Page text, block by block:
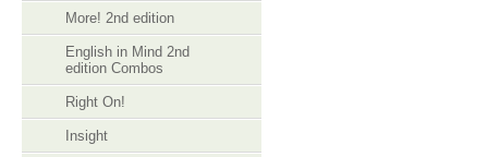
More! 2nd edition
English in Mind 2nd
edition Combos
Right On!
Insight